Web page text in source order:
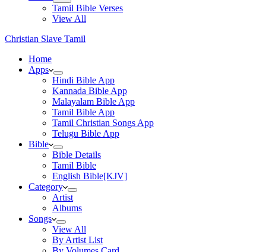
Tamil Bible Verses
View All
Christian Slave Tamil
Home
Apps
Hindi Bible App
Kannada Bible App
Malayalam Bible App
Tamil Bible App
Tamil Christian Songs App
Telugu Bible App
Bible
Bible Details
Tamil Bible
English Bible[KJV]
Category
Artist
Albums
Songs
View All
By Artist List